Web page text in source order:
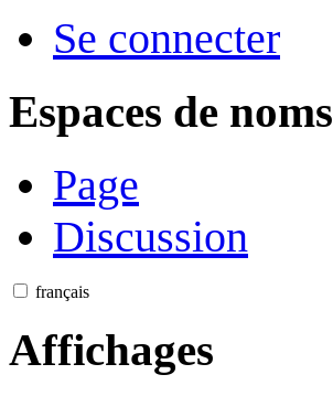
Se connecter
Espaces de noms
Page
Discussion
français
Affichages